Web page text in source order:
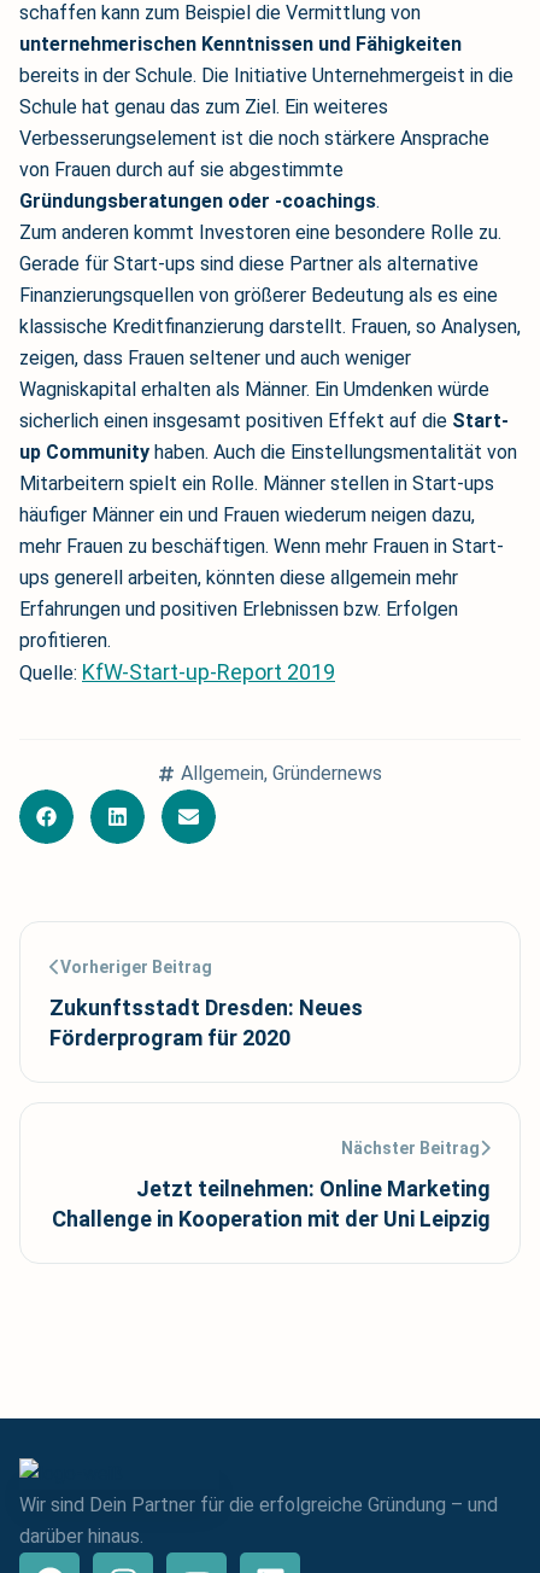
schaffen kann zum Beispiel die Vermittlung von
unternehmerischen Kenntnissen und Fähigkeiten
bereits in der Schule. Die Initiative Unternehmergeist in die
Schule hat genau das zum Ziel. Ein weiteres
Verbesserungselement ist die noch stärkere Ansprache
von Frauen durch auf sie abgestimmte
Gründungsberatungen oder -coachings.
Zum anderen kommt Investoren eine besondere Rolle zu.
Gerade für Start-ups sind diese Partner als alternative
Finanzierungsquellen von größerer Bedeutung als es eine
klassische Kreditfinanzierung darstellt. Frauen, so Analysen,
zeigen, dass Frauen seltener und auch weniger
Wagniskapital erhalten als Männer. Ein Umdenken würde
sicherlich einen insgesamt positiven Effekt auf die Start-
up Community haben. Auch die Einstellungsmentalität von
Mitarbeitern spielt ein Rolle. Männer stellen in Start-ups
häufiger Männer ein und Frauen wiederum neigen dazu,
mehr Frauen zu beschäftigen. Wenn mehr Frauen in Start-
ups generell arbeiten, könnten diese allgemein mehr
Erfahrungen und positiven Erlebnissen bzw. Erfolgen
profitieren.
Quelle: KfW-Start-up-Report 2019
Allgemein, Gründernews
Vorheriger Beitrag
Zukunftsstadt Dresden: Neues
Förderprogram für 2020
Nächster Beitrag
Jetzt teilnehmen: Online Marketing
Challenge in Kooperation mit der Uni Leipzig
Wir sind Dein Partner für die erfolgreiche Gründung – und
darüber hinaus.